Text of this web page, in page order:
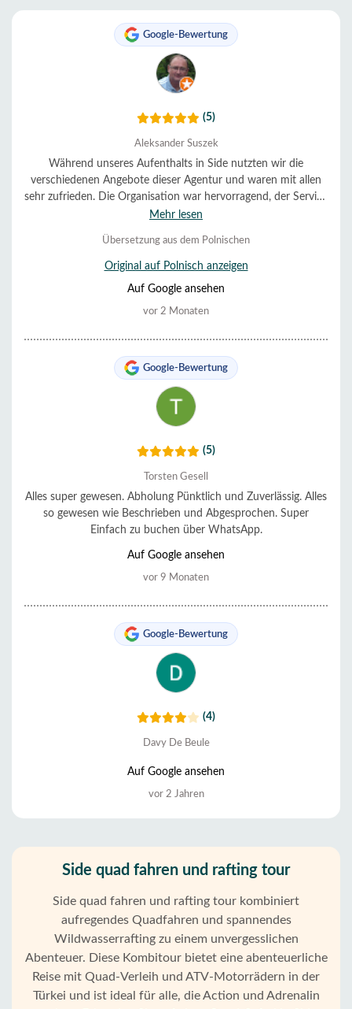
Google-Bewertung
(5)
Aleksander Suszek
Während unseres Aufenthalts in Side nutzten wir die
verschiedenen Angebote dieser Agentur und waren mit allen
sehr zufrieden. Die Organisation war hervorragend, der Service
sehr hilfsbereit und freundlich. Alles verlief reibungslos und
empfehlen.
Mehr lesen
Übersetzung aus dem Polnischen
Original auf Polnisch anzeigen
Auf Google ansehen
vor 2 Monaten
Google-Bewertung
(5)
Torsten Gesell
Alles super gewesen. Abholung Pünktlich und Zuverlässig. Alles
so gewesen wie Beschrieben und Abgesprochen. Super
Einfach zu buchen über WhatsApp.
Auf Google ansehen
vor 9 Monaten
Google-Bewertung
(4)
Davy De Beule
Auf Google ansehen
vor 2 Jahren
Side quad fahren und rafting tour
Side quad fahren und rafting tour kombiniert
aufregendes Quadfahren und spannendes
Wildwasserrafting zu einem unvergesslichen
Abenteuer. Diese Kombitour bietet eine abenteuerliche
Reise mit Quad-Verleih und ATV-Motorrädern in der
Türkei und ist ideal für alle, die Action und Adrenalin